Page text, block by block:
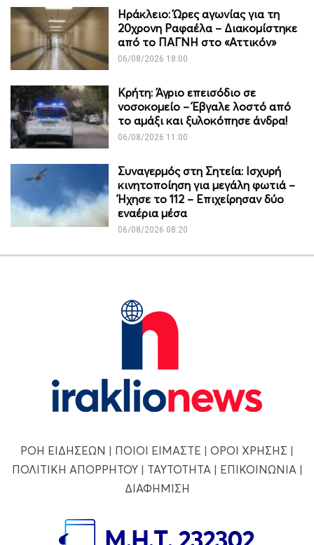
Ηράκλειο: Ώρες αγωνίας για τη
20χρονη Ραφαέλα – Διακομίστηκε
από το ΠΑΓΝΗ στο «Αττικόν»
06/08/2026 18:00
Κρήτη: Άγριο επεισόδιο σε
νοσοκομείο – Έβγαλε λοστό από
το αμάξι και ξυλοκόπησε άνδρα!
06/08/2026 11:00
Συναγερμός στη Σητεία: Ισχυρή
κινητοποίηση για μεγάλη φωτιά –
Ήχησε το 112 – Επιχείρησαν δύο
εναέρια μέσα
06/08/2026 08:20
ΡΟΗ ΕΙΔΗΣΕΩΝ | ΠΟΙΟΙ ΕΙΜΑΣΤΕ | ΟΡΟΙ ΧΡΗΣΗΣ |
ΠΟΛΙΤΙΚΗ ΑΠΟΡΡΗΤΟΥ| ΤΑΥΤΟΤΗΤΑ | ΕΠΙΚΟΙΝΩΝΙΑ |
ΔΙΑΦΗΜΙΣΗ